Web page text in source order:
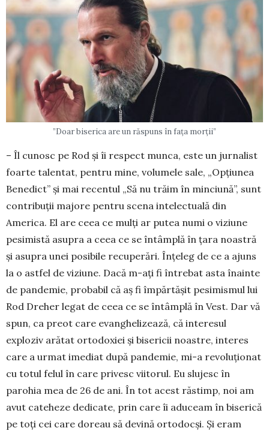
”Doar biserica are un răspuns în fața morții”
– Îl cunosc pe Rod și îi respect munca, este un jurnalist
foarte talentat, pentru mine, volumele sale, „Opțiunea
Benedict” și mai recentul „Să nu trăim în minciună”, sunt
contribuții majore pentru scena intelectuală din
America. El are ceea ce mulți ar putea numi o viziune
pesimistă asupra a ceea ce se întâmplă în țara noastră
și asupra unei posibile recuperări. Înțeleg de ce a ajuns
la o astfel de viziune. Dacă m-ați fi întrebat asta înainte
de pandemie, probabil că aș fi împărtășit pesimismul lui
Rod Dreher legat de ceea ce se întâmplă în Vest. Dar vă
spun, ca preot care evanghelizează, că interesul
exploziv arătat ortodoxiei și bisericii noastre, interes
care a urmat imediat după pandemie, mi-a revoluționat
cu totul felul în care privesc viitorul. Eu slujesc în
parohia mea de 26 de ani. În tot acest răstimp, noi am
avut cateheze dedicate, prin care îi aduceam în biserică
pe toți cei care doreau să devină ortodocși. Și eram